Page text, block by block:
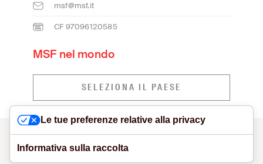
msf@msf.it
CF 97096120585
MSF nel mondo
SELEZIONA IL PAESE
CONTATTI
MODELLO ORGANIZZATIVO E SEGNALAZIONI
VISUAL IDENTITY
PRIVACY POLICY
Le tue preferenze relative alla privacy
Informativa sulla raccolta